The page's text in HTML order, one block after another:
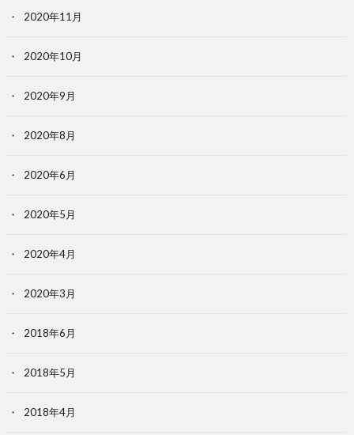
2020年11月
2020年10月
2020年9月
2020年8月
2020年6月
2020年5月
2020年4月
2020年3月
2018年6月
2018年5月
2018年4月